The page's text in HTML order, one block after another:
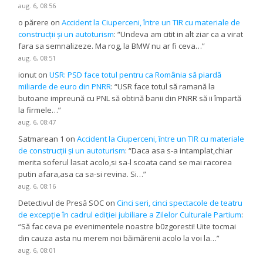
aug. 6, 08:56
o părere onAccident la Ciuperceni, între un TIR cu materiale de
construcții și un autoturism: “Undeva am citit in alt ziar ca a virat
fara sa semnalizeze. Ma rog, la BMW nu ar fi ceva…”
aug. 6, 08:51
ionut onUSR: PSD face totul pentru ca România să piardă
miliarde de euro din PNRR: “USR face totul să ramană la
butoane impreună cu PNL să obtină banii din PNRR să ii împartă
la firmele…”
aug. 6, 08:47
Satmarean 1 onAccident la Ciuperceni, între un TIR cu materiale
de construcții și un autoturism: “Daca asa s-a intamplat,chiar
merita soferul lasat acolo,si sa-l scoata cand se mai racorea
putin afara,asa ca sa-si revina. Si…”
aug. 6, 08:16
Detectivul de Presă SOC onCinci seri, cinci spectacole de teatru
de excepție în cadrul ediției jubiliare a Zilelor Culturale Partium:
“Să fac ceva pe evenimentele noastre b0zgoresti! Uite tocmai
din cauza asta nu merem noi băimărenii acolo la voi la…”
aug. 6, 08:01